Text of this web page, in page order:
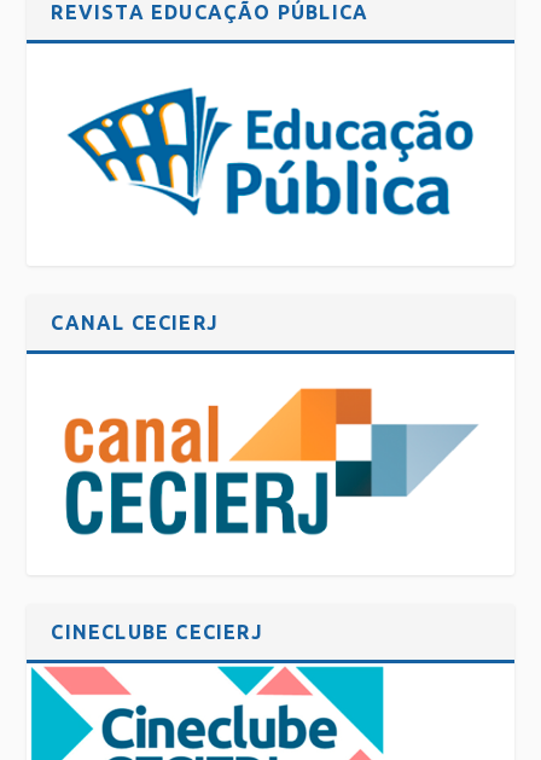
REVISTA EDUCAÇÃO PÚBLICA
CANAL CECIERJ
CINECLUBE CECIERJ